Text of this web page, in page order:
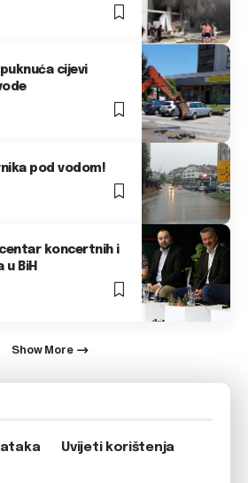
cijevi
pod vodom!
koncertnih i
BiH
Show More
Uvijeti korištenja